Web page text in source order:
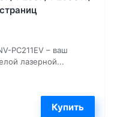
PC211EV – ваш
лазерной...